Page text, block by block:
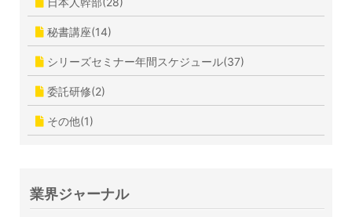
秘書講座(14)
シリーズセミナー年間スケジュール(37)
委託研修(2)
その他(1)
業界ジャーナル